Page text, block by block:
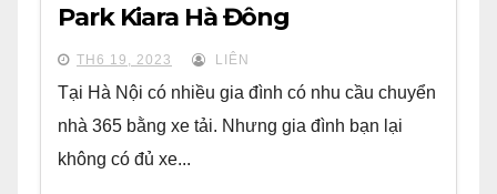
Park Kiara Hà Đông
TH6 19, 2023 LIÊN
Tại Hà Nội có nhiều gia đình có nhu cầu chuyển
nhà 365 bằng xe tải. Nhưng gia đình bạn lại
không có đủ xe...